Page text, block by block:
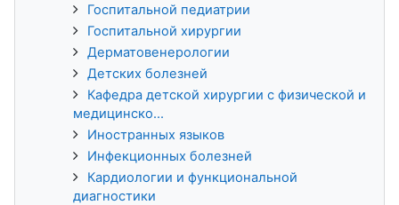
Госпитальной педиатрии
Госпитальной хирургии
Дерматовенерологии
Детских болезней
Кафедра детской хирургии с физической и
медицинско...
Иностранных языков
Инфекционных болезней
Кардиологии и функциональной
диагностики